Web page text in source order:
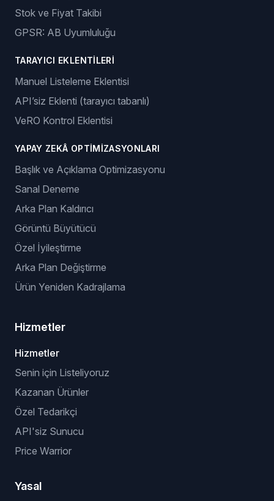
Stok ve Fiyat Takibi
GPSR: AB Uyumluluğu
TARAYICI EKLENTILERI
Manuel Listeleme Eklentisi
API’siz Eklenti (tarayıcı tabanlı)
VeRO Kontrol Eklentisi
YAPAY ZEKÂ OPTIMIZASYONLARI
Başlık ve Açıklama Optimizasyonu
Sanal Deneme
Arka Plan Kaldırıcı
Görüntü Büyütücü
Özel İyileştirme
Arka Plan Değiştirme
Ürün Yeniden Kadrajlama
Hizmetler
Hizmetler
Senin için Listeliyoruz
Kazanan Ürünler
Özel Tedarikçi
API'siz Sunucu
Price Warrior
Yasal